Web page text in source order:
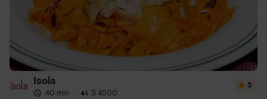
Isola
40 min · $ 4500
5